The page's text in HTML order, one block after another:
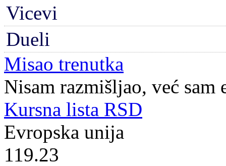
Vicevi
Dueli
Misao trenutka
Nisam razmišljao, već sam
Kursna lista RSD
Evropska unija
119.23